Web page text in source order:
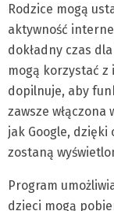
Rodzice mogą
aktywność
dokładny czas
mogą korzystać
dopilnuje, aby
zawsze
jak Google, dzięki
zostaną
Program
dzieci mogą